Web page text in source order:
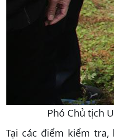
Phó Chủ tịch
Tại các điểm kiểm